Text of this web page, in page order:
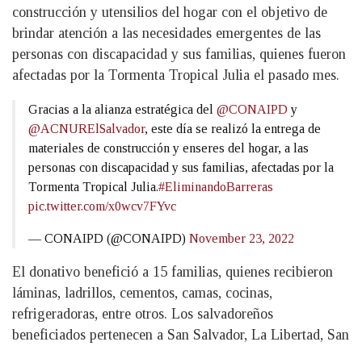
construcción y utensilios del hogar con el objetivo de
brindar atención a las necesidades emergentes de las
personas con discapacidad y sus familias, quienes fueron
afectadas por la Tormenta Tropical Julia el pasado mes.
Gracias a la alianza estratégica del @CONAIPD y
@ACNURElSalvador, este día se realizó la entrega de
materiales de construcción y enseres del hogar, a las
personas con discapacidad y sus familias, afectadas por la
Tormenta Tropical Julia.#EliminandoBarreras
pic.twitter.com/x0wcv7FYvc
— CONAIPD (@CONAIPD) November 23, 2022
El donativo benefició a 15 familias, quienes recibieron
láminas, ladrillos, cementos, camas, cocinas,
refrigeradoras, entre otros. Los salvadoreños
beneficiados pertenecen a San Salvador, La Libertad, San